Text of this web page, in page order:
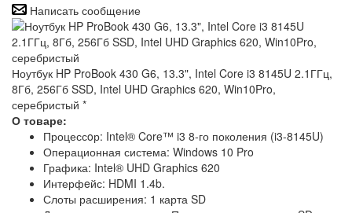
Написать сообщение
Ноутбук HP ProBook 430 G6, 13.3", Intel Core i3 8145U 2.1ГГц,
8Гб, 256Гб SSD, Intel UHD Graphics 620, Win10Pro,
серебристый *
О товаре:
Процессoр: Intel® Core™ i3 8-го поколения (i3-8145U)
Операционная система: Windows 10 Pro
Графика: Intel® UHD Graphics 620
Интерфeйс: HDMI 1.4b.
Слоты расширения: 1 карта SD